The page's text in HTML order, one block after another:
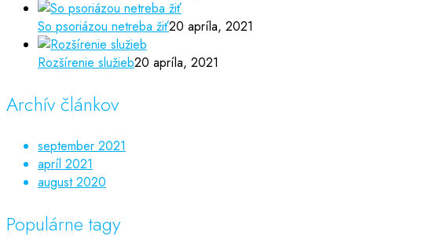
So psoriázou netreba žiť20 apríla, 2021
Rozšírenie služieb20 apríla, 2021
Archív článkov
september 2021
apríl 2021
august 2020
Populárne tagy